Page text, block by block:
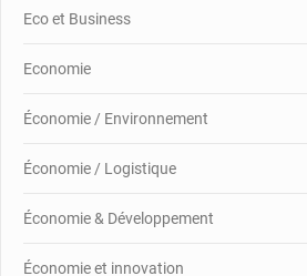
Eco et Business
Economie
Économie / Environnement
Économie / Logistique
Économie & Développement
Économie et innovation